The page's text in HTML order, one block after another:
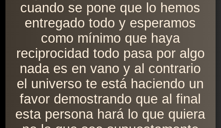
cuando se pone que lo hemos
entregado todo y esperamos
como mínimo que haya
reciprocidad todo pasa por algo
nada es en vano y al contrario
el universo te está haciendo un
favor demostrando que al final
esta persona hará lo que quiera